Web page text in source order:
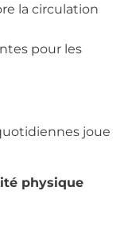
la circulation
pour les
joue
physique